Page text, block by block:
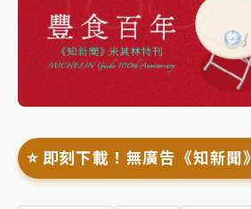
⭐️ 即刻下載！無廣告《知新聞